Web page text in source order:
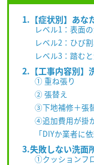
1.【症状別】あな
レベル1：表面
レベル2：ひび
レベル3：踏む
2.【工事内容別】
① 重ね張り
② 張替え
③下地補修＋張
④追加費用が掛
「DIYか業者に
3.失敗しない洗面
①クッションフ